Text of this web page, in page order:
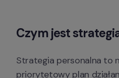
Czym jest
Strategia personalna to
priorytetowy plan